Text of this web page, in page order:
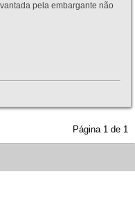
pela embargante não
Página 1 de 1